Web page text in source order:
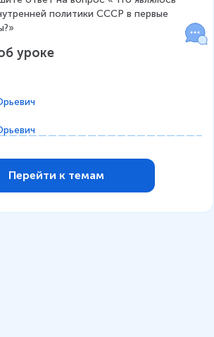
политики СССР в первые
уроке
Перейти к темам